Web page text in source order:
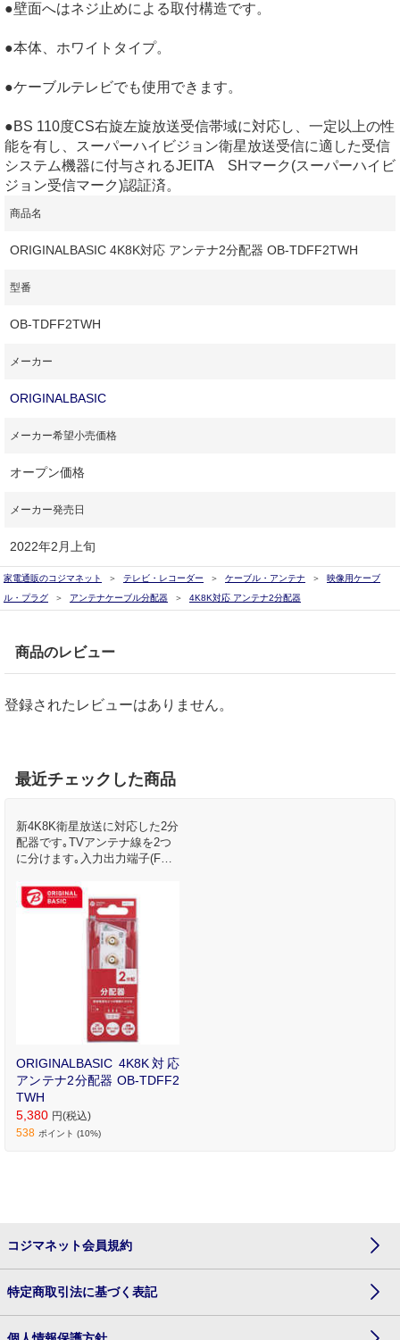
●壁面へはネジ止めによる取付構造です。
●本体、ホワイトタイプ。
●ケーブルテレビでも使用できます。
●BS 110度CS右旋左旋放送受信帯域に対応し、一定以上の性
能を有し、スーパーハイビジョン衛星放送受信に適した受信
システム機器に付与されるJEITA SHマーク(スーパーハイビ
ジョン受信マーク)認証済。
商品名
ORIGINALBASIC 4K8K対応 アンテナ2分配器 OB-TDFF2TWH
型番
OB-TDFF2TWH
メーカー
ORIGINALBASIC
メーカー希望小売価格
オープン価格
メーカー発売日
2022年2月上旬
家電通販のコジマネット テレビ・レコーダー ケーブル・アンテナ
映像用ケーブ
ル・プラグ
アンテナケーブル分配器 4K8K対応 アンテナ2分配器
商品のレビュー
登録されたレビューはありません。
最近チェックした商品
新4K8K衛星放送に対応した2分
配器です｡TVアンテナ線を2つ
に分けます｡入力出力端子(F形
形です｡テレビ､レコーダー､テ
レビチューナー付パソコンなど
を増設する時に使用します｡テ
レビやレコーダーへの接続は別
売の同軸ケーブルを使用しま
ORIGINALBASIC 4K8K対応
アンテナ2分配器 OB-TDFF2
TWH
5,380 円(税込)
538 ポイント (10%)
コジマネット会員規約
特定商取引法に基づく表記